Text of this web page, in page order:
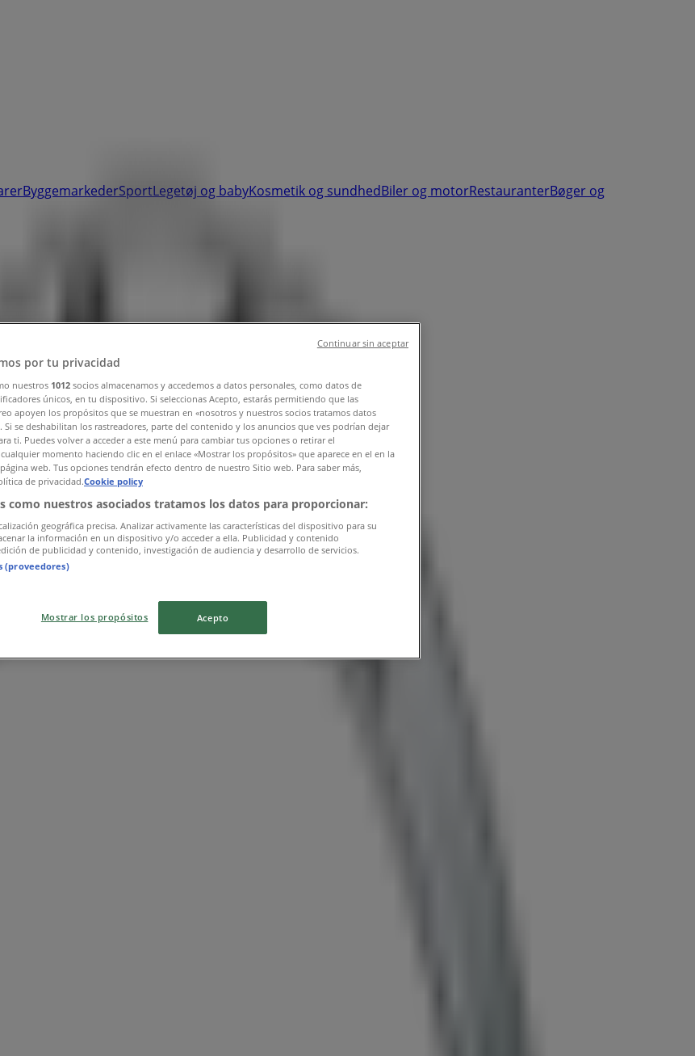
ByggemarkederSportLegetøj og babyKosmetik og sundhedBiler og motorRestauranterBøger og
og adresser
por tu privacidad
nuestros 1012 socios almacenamos y accedemos a datos personales, como datos de
únicos, en tu dispositivo. Si seleccionas Acepto, estarás permitiendo que las
apoyen los propósitos que se muestran en «nosotros y nuestros socios tratamos datos
Si se deshabilitan los rastreadores, parte del contenido y los anuncios que ves podrían dejar
ti. Puedes volver a acceder a este menú para cambiar tus opciones o retirar el
momento haciendo clic en el enlace «Mostrar los propósitos» que aparece en el en la
web. Tus opciones tendrán efecto dentro de nuestro Sitio web. Para saber más,
de privacidad.Cookie policy
como nuestros asociados tratamos los datos para proporcionar:
geográfica precisa. Analizar activamente las características del dispositivo para su
la información en un dispositivo y/o acceder a ella. Publicidad y contenido
de publicidad y contenido, investigación de audiencia y desarrollo de servicios.
(proveedores)
Mostrar los propósitos Acepto
Continuar sin aceptar